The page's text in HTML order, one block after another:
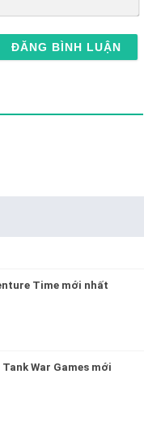
Time mới nhất
War Games mới